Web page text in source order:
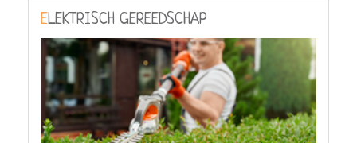
ELEKTRISCH GEREEDSCHAP